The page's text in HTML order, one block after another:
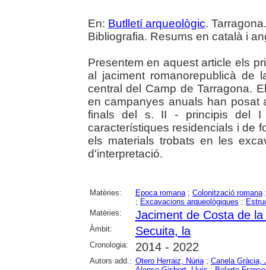
En: Butlletí arqueològic.
Bibliografia. Resums en català i
Presentem en aquest article els
al jaciment romanorepublicà de
central del Camp de Tarragona.
en campanyes anuals han posat
finals del s. II - principis del I
característiques residencials i de
els materials trobats en les
d'interpretació.
Matèries: Epoca romana; Colonització romana
; Excavacions arqueològiques ;
Matèries:
Jaciment de Costa de la
Àmbit: Secuita, la
Cronologia: 2014 - 2022
Autors add.: Otero Herraiz, Núria; Canela Gràcia,